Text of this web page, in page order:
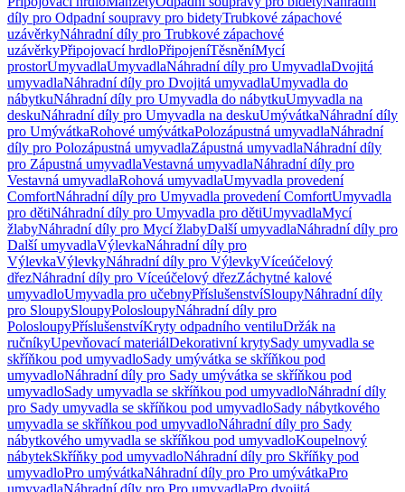
díly pro Odpadní soupravy pro bidetyTrubkové zápachové
uzávěrkyNáhradní díly pro Trubkové zápachové
uzávěrkyPřipojovací hrdloPřipojeníTěsněníMycí
prostorUmyvadlaUmyvadlaNáhradní díly pro UmyvadlaDvojitá
umyvadlaNáhradní díly pro Dvojitá umyvadlaUmyvadla do
nábytkuNáhradní díly pro Umyvadla do nábytkuUmyvadla na
deskuNáhradní díly pro Umyvadla na deskuUmývátkaNáhradní díly
pro UmývátkaRohové umývátkaPolozápustná umyvadlaNáhradní
díly pro Polozápustná umyvadlaZápustná umyvadlaNáhradní díly
pro Zápustná umyvadlaVestavná umyvadlaNáhradní díly pro
Vestavná umyvadlaRohová umyvadlaUmyvadla provedení
ComfortNáhradní díly pro Umyvadla provedení ComfortUmyvadla
pro dětiNáhradní díly pro Umyvadla pro dětiUmyvadlaMycí
žlabyNáhradní díly pro Mycí žlabyDalší umyvadlaNáhradní díly pro
Další umyvadlaVýlevkaNáhradní díly pro
VýlevkaVýlevkyNáhradní díly pro VýlevkyVíceúčelový
dřezNáhradní díly pro Víceúčelový dřezZáchytné kalové
umyvadloUmyvadla pro učebnyPříslušenstvíSloupyNáhradní díly
pro SloupySloupyPolosloupyNáhradní díly pro
PolosloupyPříslušenstvíKryty odpadního ventiluDržák na
ručníkyUpevňovací materiálDekorativní krytySady umyvadla se
skříňkou pod umyvadloSady umývátka se skříňkou pod
umyvadloNáhradní díly pro Sady umývátka se skříňkou pod
umyvadloSady umyvadla se skříňkou pod umyvadloNáhradní díly
pro Sady umyvadla se skříňkou pod umyvadloSady nábytkového
umyvadla se skříňkou pod umyvadloNáhradní díly pro Sady
nábytkového umyvadla se skříňkou pod umyvadloKoupelnový
nábytekSkříňky pod umyvadloNáhradní díly pro Skříňky pod
umyvadloPro umývátkaNáhradní díly pro Pro umývátkaPro
umyvadlaNáhradní díly pro Pro umyvadlaPro dvojitá